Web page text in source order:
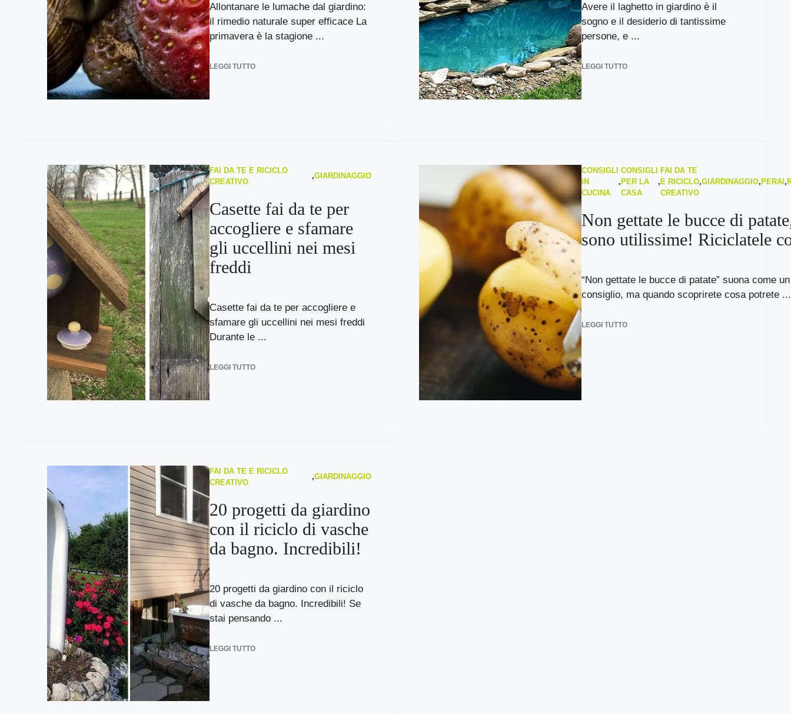
Allontanare le lumache dal giardino:
il rimedio naturale super efficace La
primavera è la stagione ...
LEGGI TUTTO
Avere il laghetto in giardino è il
sogno e il desiderio di tantissime
persone, e ...
LEGGI TUTTO
FAI DA TE E RICICLO
CREATIVO
,GIARDINAGGIO
Casette fai da te per
accogliere e sfamare
gli uccellini nei mesi
freddi
Casette fai da te per accogliere e
sfamare gli uccellini nei mesi freddi
Durante le ...
LEGGI TUTTO
CONSIGLI
IN
CUCINA
,
CONSIGLI
PER LA
CASA
,
FAI DA TE
E RICICLO
CREATIVO
,GIARDINAGGIO,PERAI,
Non gettate le bucce di
sono utilissime! Riciclatele
“Non gettate le bucce di patate” suona come un
consiglio, ma quando scoprirete cosa potrete ...
LEGGI TUTTO
FAI DA TE E RICICLO
CREATIVO
,GIARDINAGGIO
20 progetti da giardino
con il riciclo di vasche
da bagno. Incredibili!
20 progetti da giardino con il riciclo
di vasche da bagno. Incredibili! Se
stai pensando ...
LEGGI TUTTO